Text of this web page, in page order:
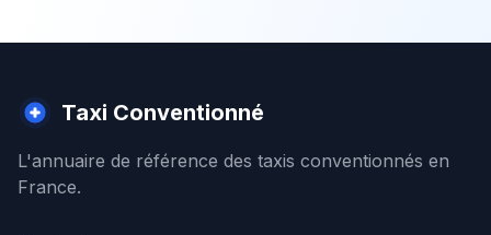
Taxi Conventionné
L'annuaire de référence des taxis conventionnés en
France.